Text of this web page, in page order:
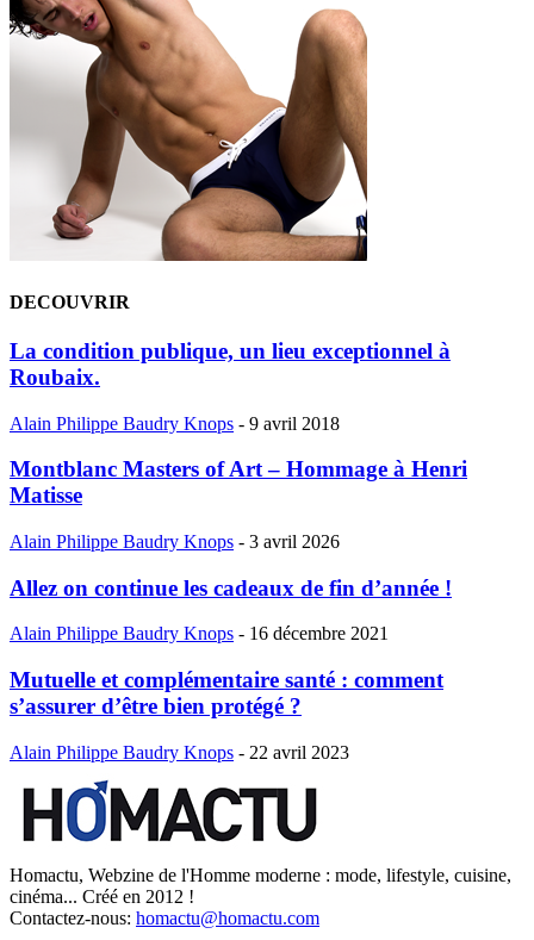
DECOUVRIR
La condition publique, un lieu exceptionnel à
Roubaix.
Alain Philippe Baudry Knops - 9 avril 2018
Montblanc Masters of Art – Hommage à Henri
Matisse
Alain Philippe Baudry Knops - 3 avril 2026
Allez on continue les cadeaux de fin d’année !
Alain Philippe Baudry Knops - 16 décembre 2021
Mutuelle et complémentaire santé : comment
s’assurer d’être bien protégé ?
Alain Philippe Baudry Knops - 22 avril 2023
Homactu, Webzine de l'Homme moderne : mode, lifestyle, cuisine,
cinéma... Créé en 2012 !
Contactez-nous: homactu@homactu.com